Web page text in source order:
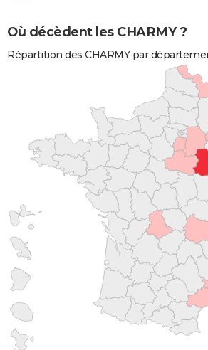
Où décèdent les CHARMY ?
Répartition des CHARMY par